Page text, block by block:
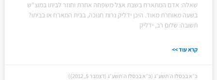
שאלה: אדם המתארח בשבת אצל משפחה אחרת וחוזר לביתו במוצ"ש
בשעה מאוחרת מאוד. היכן ידליק נרות חנוכה, בבית המארח או בביתו?
תשובה: שלום רב, ידליק
קרא עוד >>
כ״א בכסלו ה׳תשע״ג (כ״א בכסלו ה׳תשע״ג (דצמבר 5, 2012))